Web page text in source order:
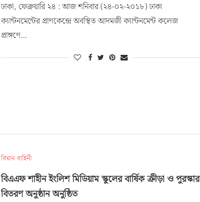
ঢাকা, ফেব্রুয়ারি ২৪ : আজ শনিবার (২৪-০২-২০১৮) ঢাকা
ক্যান্টনমেন্টের প্রাণকেন্দ্রে অবস্থিত আদমজী ক্যান্টনমেন্ট কলেজ
প্রাঙ্গণে…
বিমান বাহিনী
বিএএফ শাহীন ইংলিশ মিডিয়াম স্কুলের বার্ষিক ক্রীড়া ও পুরস্কার
বিতরণ অনুষ্ঠান অনুষ্ঠিত